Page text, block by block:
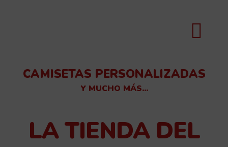
CAMISETAS PERSONALIZADAS
Y MUCHO MÁS...
LA TIENDA DEL